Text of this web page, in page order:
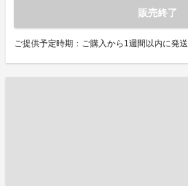
販売終了
ご提供予定時期：ご購入から1週間以内に発送